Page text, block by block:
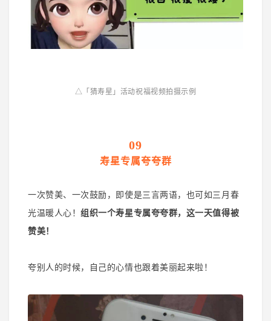
△「猜寿星」活动祝福视频拍摄示例
09
寿星专属夸夸群
一次赞美、一次鼓励，即使是三言两语，也可如三月春
光温暖人心！组织一个寿星专属夸夸群，这一天值得被
赞美！
夸别人的时候，自己的心情也跟着美丽起来啦！